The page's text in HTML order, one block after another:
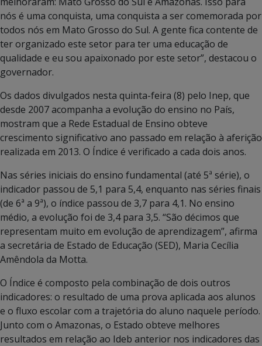
nós é uma conquista, uma conquista a ser comemorada por
todos nós em Mato Grosso do Sul. A gente fica contente de
ter organizado este setor para ter uma educação de
qualidade e eu sou apaixonado por este setor”, destacou o
governador.
Os dados divulgados nesta quinta-feira (8) pelo Inep, que
desde 2007 acompanha a evolução do ensino no País,
mostram que a Rede Estadual de Ensino obteve
crescimento significativo ano passado em relação à aferição
realizada em 2013. O Índice é verificado a cada dois anos.
Nas séries iniciais do ensino fundamental (até 5ª série), o
indicador passou de 5,1 para 5,4, enquanto nas séries finais
(de 6ª a 9ª), o índice passou de 3,7 para 4,1. No ensino
médio, a evolução foi de 3,4 para 3,5. “São décimos que
representam muito em evolução de aprendizagem”, afirma
a secretária de Estado de Educação (SED), Maria Cecília
Amêndola da Motta.
O Índice é composto pela combinação de dois outros
indicadores: o resultado de uma prova aplicada aos alunos
e o fluxo escolar com a trajetória do aluno naquele período.
Junto com o Amazonas, o Estado obteve melhores
resultados em relação ao Ideb anterior nos indicadores das